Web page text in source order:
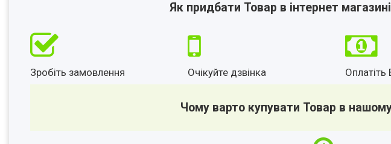
Як придбати Товар в інтернет
Зробіть замовлення Очікуйте дзвінка
Чому варто купувати Товар в